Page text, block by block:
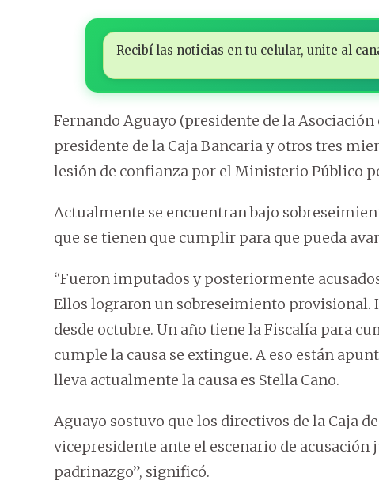
Recibí las noticias en tu celular, unite al
Fernando Aguayo (presidente de la
presidente de la Caja Bancaria y otros tres
lesión de confianza por el Ministerio Público
Actualmente se encuentran bajo
que se tienen que cumplir para que pueda
“Fueron imputados y posteriormente
Ellos lograron un sobreseimiento provisional.
desde octubre. Un año tiene la Fiscalía para
cumple la causa se extingue. A eso están
lleva actualmente la causa es Stella Cano.
Aguayo sostuvo que los directivos de la Caja
vicepresidente ante el escenario de acusación
padrinazgo”, significó.